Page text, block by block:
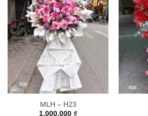
MLH – H23
1.000.000 ₫